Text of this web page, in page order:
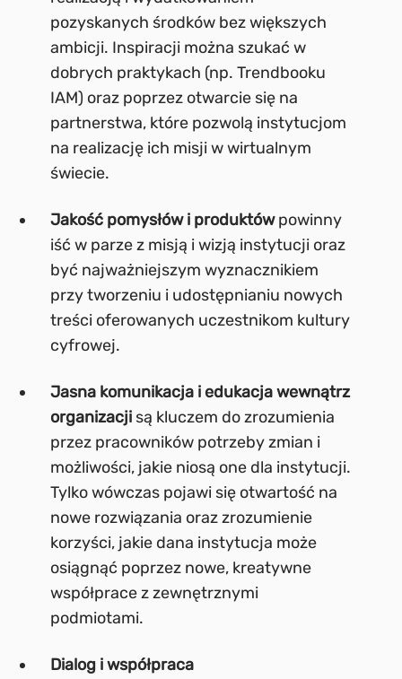
pozyskanych środków bez większych
ambicji. Inspiracji można szukać w
dobrych praktykach (np. Trendbooku
IAM) oraz poprzez otwarcie się na
partnerstwa, które pozwolą instytucjom
na realizację ich misji w wirtualnym
świecie.
Jakość pomysłów i produktówpowinny
iść w parze z misją i wizją instytucji oraz
być najważniejszym wyznacznikiem
przy tworzeniu i udostępnianiu nowych
treści oferowanych uczestnikom kultury
cyfrowej.
Jasna komunikacja i edukacja wewnątrz
organizacji są kluczem do zrozumienia
przez pracowników potrzeby zmian i
możliwości, jakie niosą one dla instytucji.
Tylko wówczas pojawi się otwartość na
nowe rozwiązania oraz zrozumienie
korzyści, jakie dana instytucja może
osiągnąć poprzez nowe, kreatywne
współprace z zewnętrznymi
podmiotami.
Dialog i współpraca